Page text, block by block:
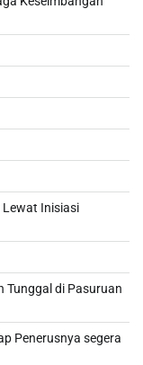
Lewat Inisiasi
Tunggal di Pasuruan
Penerusnya segera